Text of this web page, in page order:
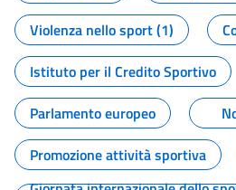
Violenza nello sport (1)
Istituto per il Credito Sportivo
Parlamento europeo
Promozione attività sportiva